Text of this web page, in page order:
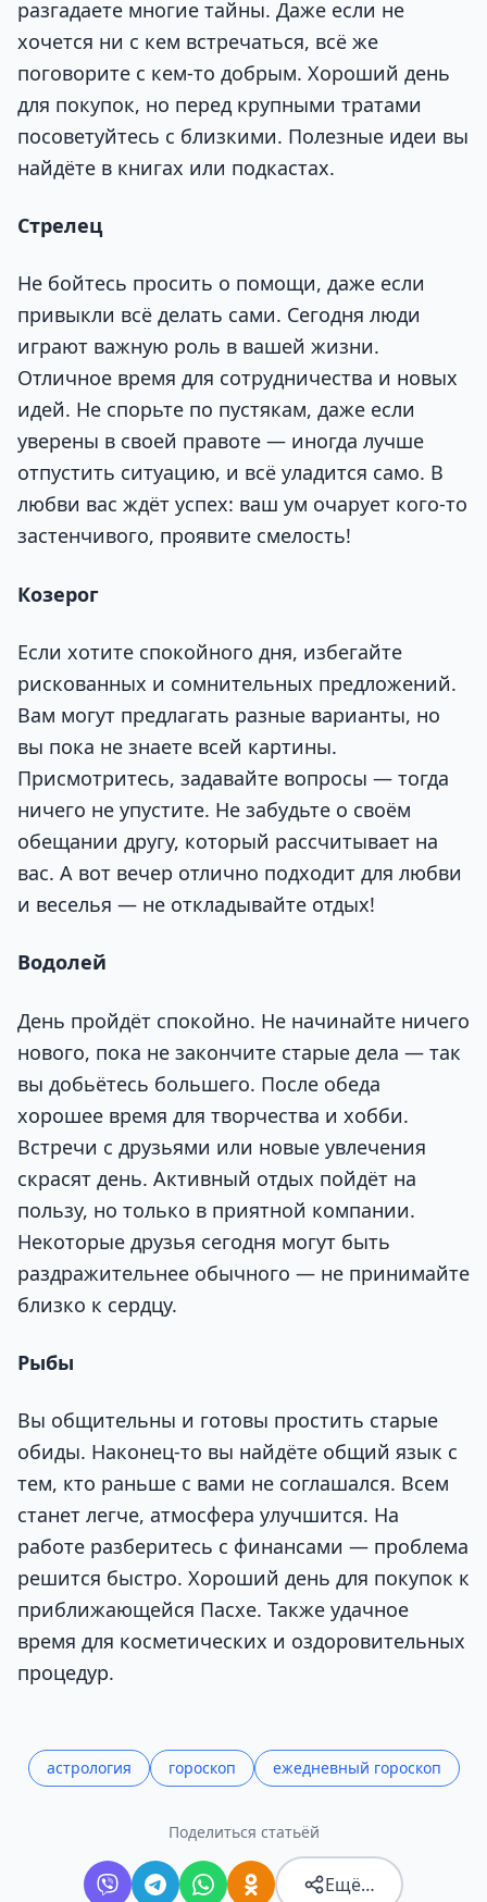
разгадаете многие тайны. Даже если не
хочется ни с кем встречаться, всё же
поговорите с кем-то добрым. Хороший день
для покупок, но перед крупными тратами
посоветуйтесь с близкими. Полезные идеи вы
найдёте в книгах или подкастах.
Стрелец
Не бойтесь просить о помощи, даже если
привыкли всё делать сами. Сегодня люди
играют важную роль в вашей жизни.
Отличное время для сотрудничества и новых
идей. Не спорьте по пустякам, даже если
уверены в своей правоте — иногда лучше
отпустить ситуацию, и всё уладится само. В
любви вас ждёт успех: ваш ум очарует кого-то
застенчивого, проявите смелость!
Козерог
Если хотите спокойного дня, избегайте
рискованных и сомнительных предложений.
Вам могут предлагать разные варианты, но
вы пока не знаете всей картины.
Присмотритесь, задавайте вопросы — тогда
ничего не упустите. Не забудьте о своём
обещании другу, который рассчитывает на
вас. А вот вечер отлично подходит для любви
и веселья — не откладывайте отдых!
Водолей
День пройдёт спокойно. Не начинайте ничего
нового, пока не закончите старые дела — так
вы добьётесь большего. После обеда
хорошее время для творчества и хобби.
Встречи с друзьями или новые увлечения
скрасят день. Активный отдых пойдёт на
пользу, но только в приятной компании.
Некоторые друзья сегодня могут быть
раздражительнее обычного — не принимайте
близко к сердцу.
Рыбы
Вы общительны и готовы простить старые
обиды. Наконец-то вы найдёте общий язык с
тем, кто раньше с вами не соглашался. Всем
станет легче, атмосфера улучшится. На
работе разберитесь с финансами — проблема
решится быстро. Хороший день для покупок к
приближающейся Пасхе. Также удачное
время для косметических и оздоровительных
процедур.
астрология гороскоп ежедневный гороскоп
Поделиться статьёй
Ещё…